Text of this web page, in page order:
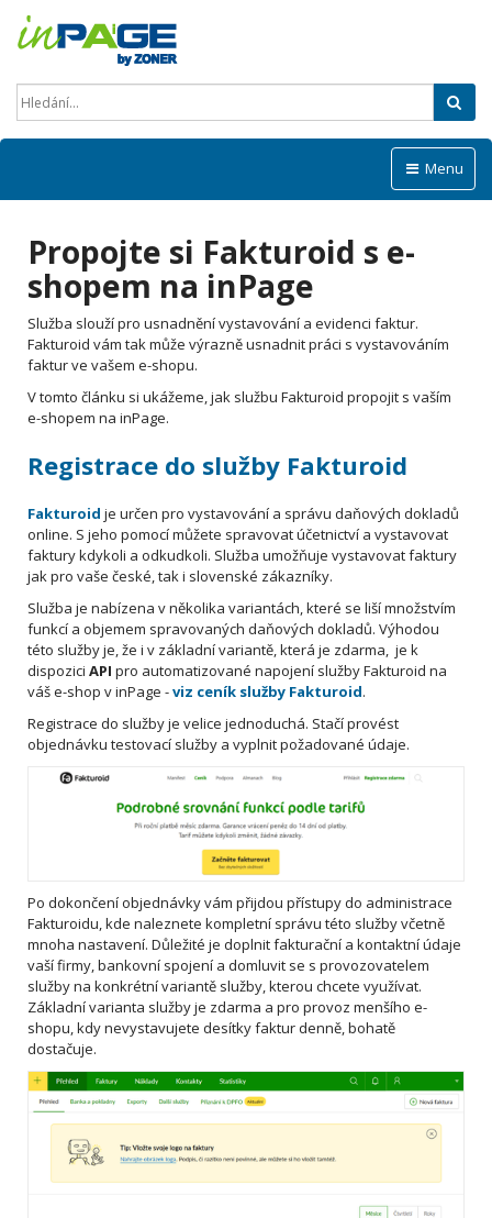
Menu
Propojte si Fakturoid s e-
shopem na inPage
Služba slouží pro usnadnění vystavování a evidenci faktur.
Fakturoid vám tak může výrazně usnadnit práci s vystavováním
faktur ve vašem e-shopu.
V tomto článku si ukážeme, jak službu Fakturoid propojit s vaším
e-shopem na inPage.
Registrace do služby Fakturoid
Fakturoid je určen pro vystavování a správu daňových dokladů
online. S jeho pomocí můžete spravovat účetnictví a vystavovat
faktury kdykoli a odkudkoli. Služba umožňuje vystavovat faktury
jak pro vaše české, tak i slovenské zákazníky.
Služba je nabízena v několika variantách, které se liší množstvím
funkcí a objemem spravovaných daňových dokladů. Výhodou
této služby je, že i v základní variantě, která je zdarma, je k
dispozici API pro automatizované napojení služby Fakturoid na
váš e-shop v inPage -viz ceník služby Fakturoid.
Registrace do služby je velice jednoduchá. Stačí provést
objednávku testovací služby a vyplnit požadované údaje.
Po dokončení objednávky vám přijdou přístupy do administrace
Fakturoidu, kde naleznete kompletní správu této služby včetně
mnoha nastavení. Důležité je doplnit fakturační a kontaktní údaje
vaší firmy, bankovní spojení a domluvit se s provozovatelem
služby na konkrétní variantě služby, kterou chcete využívat.
Základní varianta služby je zdarma a pro provoz menšího e-
shopu, kdy nevystavujete desítky faktur denně, bohatě
dostačuje.